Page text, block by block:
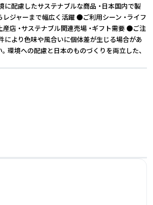
に配慮したサステナブルな商品 ・日本国内で製
レジャーまで幅広く活躍 ●ご利用シーン ・ライフ
産店 ・サステナブル関連売場 ・ギフト需要 ●ご注
により色味や風合いに個体差が生じる場合があ
環境への配慮と日本のものづくりを両立した、